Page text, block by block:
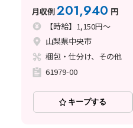
月収例201,940 円
【時給】1,150円～
山梨県中央市
梱包・仕分け、その他
61979-00
キープする